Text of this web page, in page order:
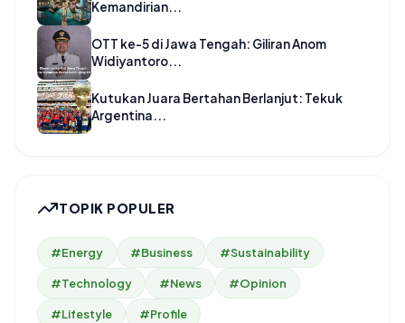
Kemandirian...
OTT ke-5 di Jawa Tengah: Giliran Anom
Widiyantoro...
Kutukan Juara Bertahan Berlanjut: Tekuk
Argentina...
TOPIK POPULER
#Energy #Business #Sustainability
#Technology #News #Opinion
#Lifestyle #Profile